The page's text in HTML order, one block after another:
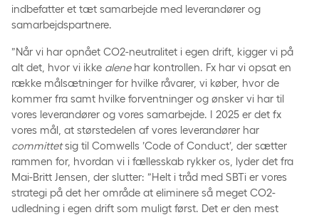
indbefatter et tæt samarbejde med leverandører og
samarbejdspartnere.
”Når vi har opnået CO2-neutralitet i egen drift, kigger vi på
alt det, hvor vi ikke alenehar kontrollen. Fx har vi opsat en
række målsætninger for hvilke råvarer, vi køber, hvor de
kommer fra samt hvilke forventninger og ønsker vi har til
vores leverandører og vores samarbejde. I 2025 er det fx
vores mål, at størstedelen af vores leverandører har
committetsig til Comwells ’Code of Conduct’, der sætter
rammen for, hvordan vi i fællesskab rykker os, lyder det fra
Mai-Britt Jensen, der slutter: ”Helt i tråd med SBTi er vores
strategi på det her område at eliminere så meget CO2-
udledning i egen drift som muligt først. Det er den mest